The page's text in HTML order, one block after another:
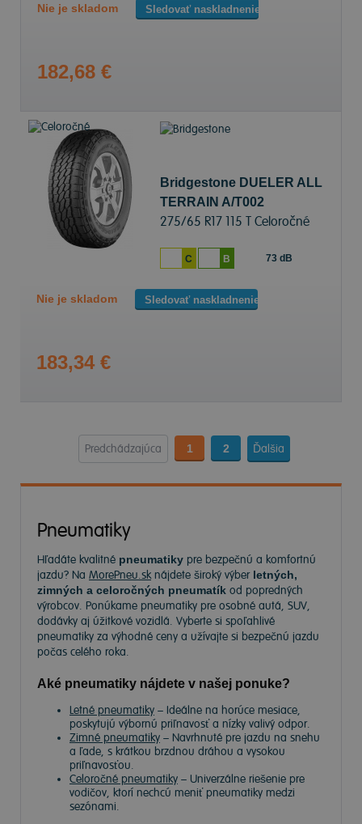
Nie je skladom Sledovať naskladnenie
182,68 €
Bridgestone DUELER ALL
TERRAIN A/T002
275/65 R17 115 T Celoročné
C B 73 dB
Nie je skladom Sledovať naskladnenie
183,34 €
Predchádzajúca 1 2 Ďalšia
Pneumatiky
Hľadáte kvalitné pneumatiky pre bezpečnú a komfortnú
jazdu? Na MorePneu.sknájdete široký výber letných,
zimných a celoročných pneumatík od popredných
výrobcov. Ponúkame pneumatiky pre osobné autá, SUV,
dodávky aj úžitkové vozidlá. Vyberte si spoľahlivé
pneumatiky za výhodné ceny a užívajte si bezpečnú jazdu
počas celého roka.
Aké pneumatiky nájdete v našej ponuke?
Letné pneumatiky – Ideálne na horúce mesiace,
poskytujú výbornú priľnavosť a nízky valivý odpor.
Zimné pneumatiky – Navrhnuté pre jazdu na snehu
a ľade, s krátkou brzdnou dráhou a vysokou
priľnavosťou.
Celoročné pneumatiky – Univerzálne riešenie pre
vodičov, ktorí nechcú meniť pneumatiky medzi
sezónami.